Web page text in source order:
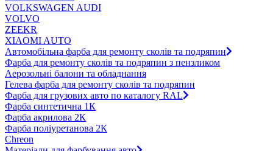
VOLKSWAGEN AUDI
VOLVO
ZEEKR
XIAOMI AUTO
Автомобільна фарба для ремонту сколів та подряпин
Фарба для ремонту сколів та подряпин з пензликом
Аерозольні балони та обладнання
Гелева фарба для ремонту сколів та подряпин
Фарба для грузових авто по каталогу RAL
Фарба синтетична 1К
Фарба акрилова 2К
Фарба поліуретанова 2К
Chreon